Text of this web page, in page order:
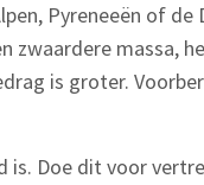
Pyreneeën of
zwaardere massa,
is groter.
Doe dit voor